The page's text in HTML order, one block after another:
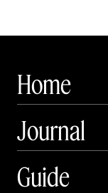
Home
Journal
Guide